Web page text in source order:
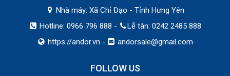
Nhà máy: Xã Chỉ Đạo - Tỉnh Hưng Yên
Hotline: 0966 796 888 -
Lễ tân: 0242 2485 888
https://andor.vn - andorsale@gmail.com
FOLLOW US